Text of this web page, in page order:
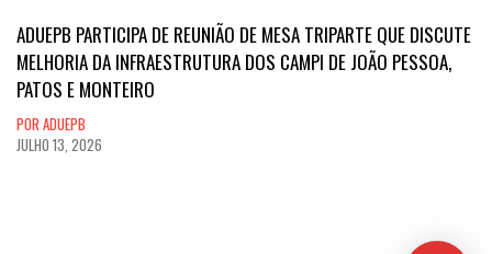
ADUEPB PARTICIPA DE REUNIÃO DE MESA TRIPARTE QUE DISCUTE
MELHORIA DA INFRAESTRUTURA DOS CAMPI DE JOÃO PESSOA,
PATOS E MONTEIRO
POR ADUEPB
JULHO 13, 2026